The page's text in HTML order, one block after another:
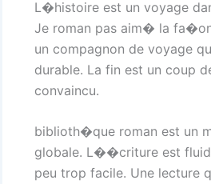
L�histoire est un voyage
Je roman pas aim� la
un compagnon de voyage
durable. La fin est un coup
convaincu.
biblioth�que roman est un
globale. L��criture est
peu trop facile. Une